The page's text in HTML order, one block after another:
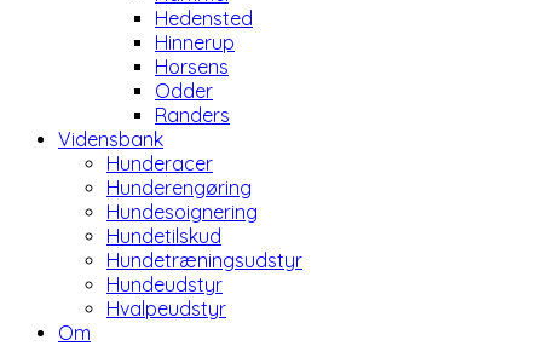
Hedensted
Hinnerup
Horsens
Odder
Randers
Vidensbank
Hunderacer
Hunderengøring
Hundesoignering
Hundetilskud
Hundetræningsudstyr
Hundeudstyr
Hvalpeudstyr
Om